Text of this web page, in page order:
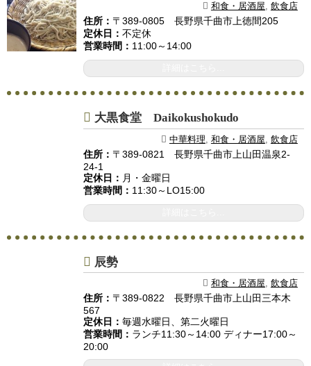
和食・居酒屋, 飲食店
住所： 〒389-0805 長野県千曲市上徳間205
定休日： 不定休
営業時間： 11:00～14:00
大黒食堂 Daikokushokudo
中華料理 和食・居酒屋 飲食店
住所： 〒389-0821 長野県千曲市上山田温泉2-
24-1
定休日： 月・金曜日
営業時間： 11:30～LO15:00
辰勢
和食・居酒屋 飲食店
住所： 〒389-0822 長野県千曲市上山田三本木
567
定休日： 毎週水曜日、第二火曜日
営業時間： ランチ11:30～14:00 ディナー17:00～
20:00